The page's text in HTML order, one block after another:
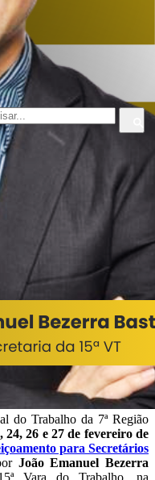
do Trabalho da 7ª Região
24, 26 e 27 de fevereiro de
para Secretários
João Emanuel Bezerra
Vara do Trabalho, na